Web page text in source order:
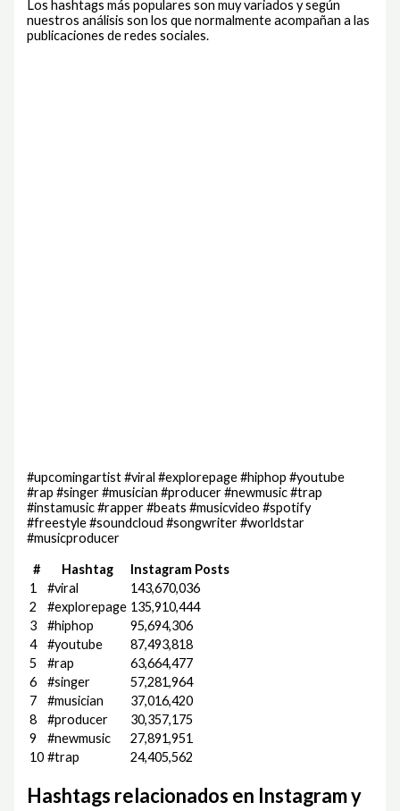
Los hashtags más populares son muy variados y según
nuestros análisis son los que normalmente acompañan a las
publicaciones de redes sociales.
#upcomingartist #viral #explorepage #hiphop #youtube
#rap #singer #musician #producer #newmusic #trap
#instamusic #rapper #beats #musicvideo #spotify
#freestyle #soundcloud #songwriter #worldstar
#musicproducer
# Hashtag
Instagram Posts
1
#viral
143,670,036
2
#explorepage 135,910,444
3
#hiphop
95,694,306
4
#youtube
87,493,818
5
#rap
63,664,477
6
#singer
57,281,964
7
#musician
37,016,420
8
#producer
30,357,175
9
#newmusic
27,891,951
10 #trap 24,405,562
Hashtags relacionados en Instagram y